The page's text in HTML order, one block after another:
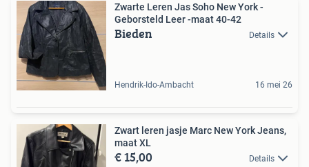
Zwarte Leren Jas Soho New York -
Geborsteld Leer -maat 40-42
Bieden Details
Hendrik-Ido-Ambacht 16 mei 26
Zwart leren jasje Marc New York Jeans,
maat XL
€ 15,00 Details